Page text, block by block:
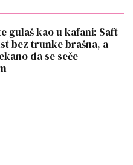
gulaš kao u kafani: Saft
bez trunke brašna, a
da se seče